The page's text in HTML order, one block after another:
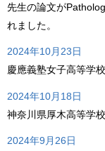
先生の論文が
れました。
2024年10月23日
慶應義塾女子高等学
2024年10月18日
神奈川県厚木高等学
2024年9月26日